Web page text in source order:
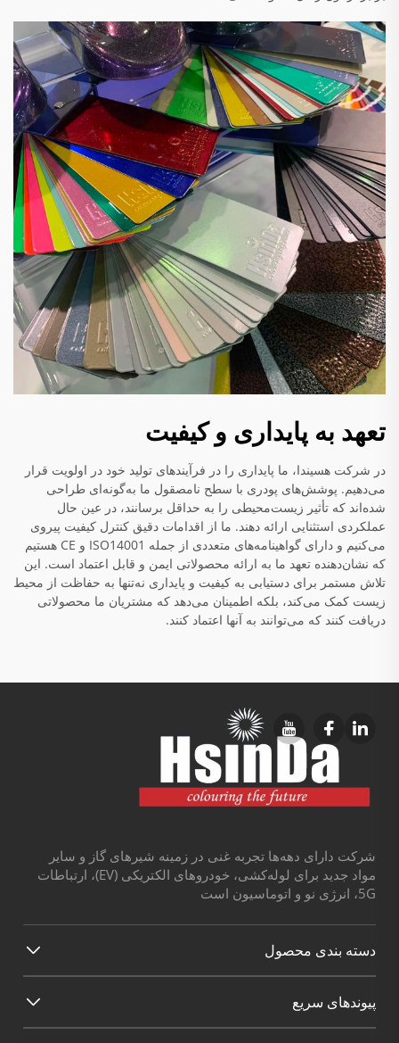
تعهد به پایداری و کیفیت
در شرکت هسیندا، ما پایداری را در فرآیندهای تولید خود در اولویت قرار
می‌دهیم. پوشش‌های پودری با سطح نامصقول ما به‌گونه‌ای طراحی
شده‌اند که تأثیر زیست‌محیطی را به حداقل برسانند، در عین حال
عملکردی استثنایی ارائه دهند. ما از اقدامات دقیق کنترل کیفیت پیروی
می‌کنیم و دارای گواهینامه‌های متعددی از جمله ISO14001 و CE هستیم
که نشان‌دهنده تعهد ما به ارائه محصولاتی ایمن و قابل اعتماد است. این
تلاش مستمر برای دستیابی به کیفیت و پایداری نه‌تنها به حفاظت از محیط
زیست کمک می‌کند، بلکه اطمینان می‌دهد که مشتریان ما محصولاتی
دریافت کنند که می‌توانند به آنها اعتماد کنند.
شرکت دارای دهه‌ها تجربه غنی در زمینه شیرهای گاز و سایر
مواد جدید برای لوله‌کشی، خودروهای الکتریکی (EV)، ارتباطات
5G، انرژی نو و اتوماسیون است
دسته بندی محصول
پیوند‌های سریع